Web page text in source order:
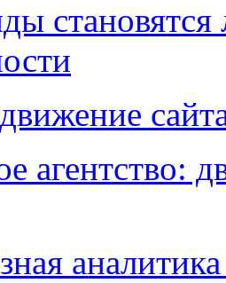
агентство: